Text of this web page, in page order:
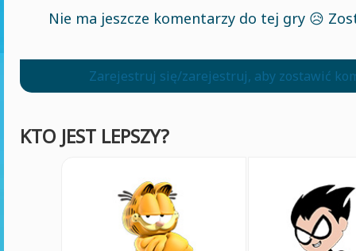
Nie ma jeszcze komentarzy do tej gry 😥
Zarejestruj się/zarejestruj, aby zostawić
KTO JEST LEPSZY?